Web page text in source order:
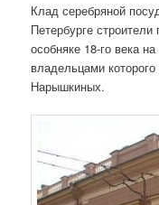
Клад серебряной
Петербурге
особняке 18-го века
владельцами
Нарышкиных.